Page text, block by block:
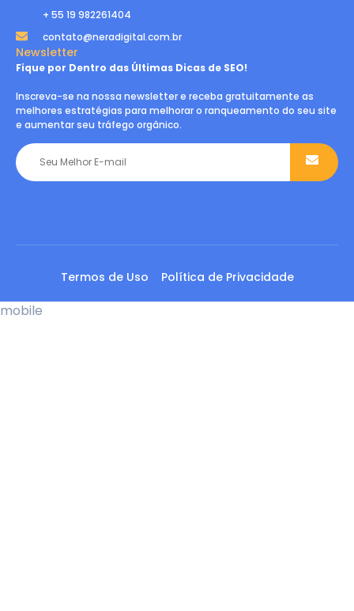
+ 55 19 982261404
contato@neradigital.com.br
Newsletter
Fique por Dentro das Últimas Dicas de SEO!
Inscreva-se na nossa newsletter e receba gratuitamente as
melhores estratégias para melhorar o ranqueamento do seu site
e aumentar seu tráfego orgânico.
Termos de Uso Política de Privacidade